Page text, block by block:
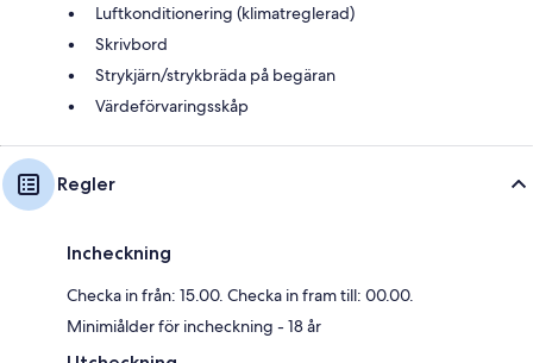
Luftkonditionering (klimatreglerad)
Skrivbord
Strykjärn/strykbräda på begäran
Värdeförvaringsskåp
Regler
Incheckning
Checka in från: 15.00. Checka in fram till: 00.00.
Minimiålder för incheckning - 18 år